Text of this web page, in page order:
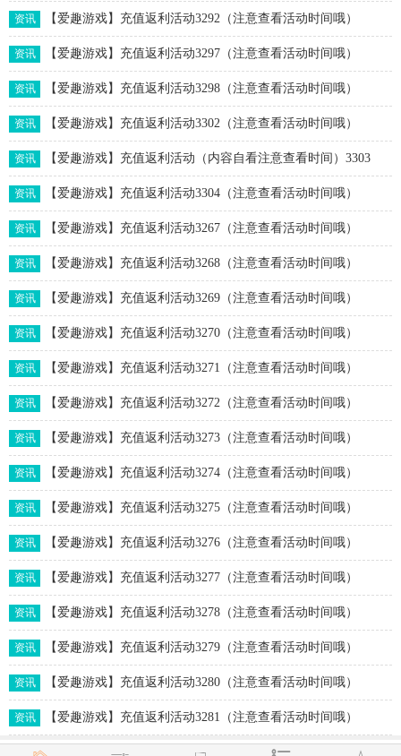
资讯 【爱趣游戏】充值返利活动3292（注意查看活动时间哦）
资讯 【爱趣游戏】充值返利活动3297（注意查看活动时间哦）
资讯 【爱趣游戏】充值返利活动3298（注意查看活动时间哦）
资讯 【爱趣游戏】充值返利活动3302（注意查看活动时间哦）
资讯 【爱趣游戏】充值返利活动（内容自看注意查看时间）3303
资讯 【爱趣游戏】充值返利活动3304（注意查看活动时间哦）
资讯 【爱趣游戏】充值返利活动3267（注意查看活动时间哦）
资讯 【爱趣游戏】充值返利活动3268（注意查看活动时间哦）
资讯 【爱趣游戏】充值返利活动3269（注意查看活动时间哦）
资讯 【爱趣游戏】充值返利活动3270（注意查看活动时间哦）
资讯 【爱趣游戏】充值返利活动3271（注意查看活动时间哦）
资讯 【爱趣游戏】充值返利活动3272（注意查看活动时间哦）
资讯 【爱趣游戏】充值返利活动3273（注意查看活动时间哦）
资讯 【爱趣游戏】充值返利活动3274（注意查看活动时间哦）
资讯 【爱趣游戏】充值返利活动3275（注意查看活动时间哦）
资讯 【爱趣游戏】充值返利活动3276（注意查看活动时间哦）
资讯 【爱趣游戏】充值返利活动3277（注意查看活动时间哦）
资讯 【爱趣游戏】充值返利活动3278（注意查看活动时间哦）
资讯 【爱趣游戏】充值返利活动3279（注意查看活动时间哦）
资讯 【爱趣游戏】充值返利活动3280（注意查看活动时间哦）
资讯 【爱趣游戏】充值返利活动3281（注意查看活动时间哦）